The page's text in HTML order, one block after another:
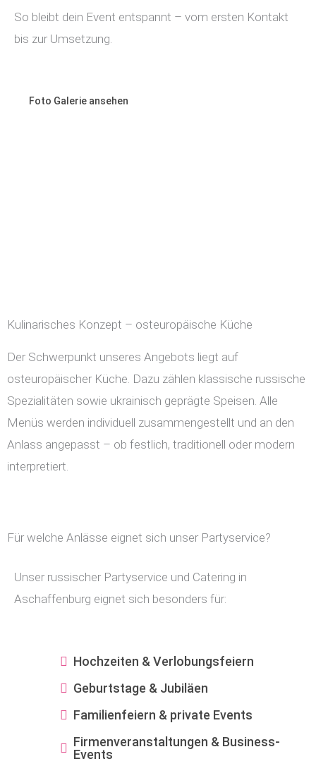
So bleibt dein Event entspannt – vom ersten Kontakt
bis zur Umsetzung.
Foto Galerie ansehen
Kulinarisches Konzept – osteuropäische Küche
Der Schwerpunkt unseres Angebots liegt auf
osteuropäischer Küche. Dazu zählen klassische russische
Spezialitäten sowie ukrainisch geprägte Speisen. Alle
Menüs werden individuell zusammengestellt und an den
Anlass angepasst – ob festlich, traditionell oder modern
interpretiert.
Für welche Anlässe eignet sich unser Partyservice?
Unser russischer Partyservice und Catering in
Aschaffenburg eignet sich besonders für:
Hochzeiten & Verlobungsfeiern
Geburtstage & Jubiläen
Familienfeiern & private Events
Firmenveranstaltungen & Business-
Events